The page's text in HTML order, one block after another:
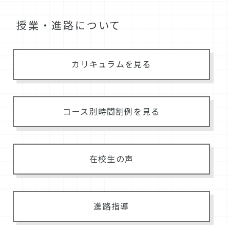
授業・進路について
カリキュラムを見る
コース別時間割例を見る
在校生の声
進路指導